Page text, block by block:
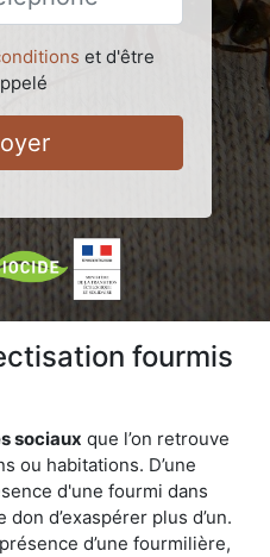
et d'être
fourmis
sociaux que l’on retrouve
ou habitations. D’une
d'une fourmi dans
d’exaspérer plus d’un.
d’une fourmilière,